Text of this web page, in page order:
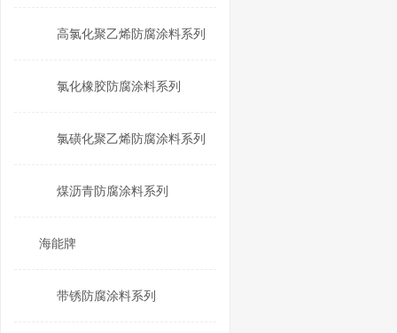
高氯化聚乙烯防腐涂料系列
氯化橡胶防腐涂料系列
氯磺化聚乙烯防腐涂料系列
煤沥青防腐涂料系列
海能牌
带锈防腐涂料系列